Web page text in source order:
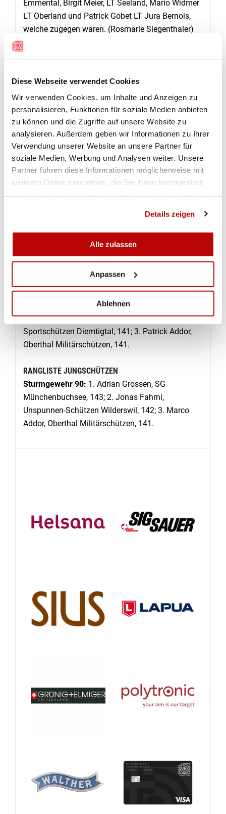
Diese Webseite verwendet Cookies
Wir verwenden Cookies, um Inhalte und Anzeigen zu
personalisieren, Funktionen für soziale Medien anbieten
zu können und die Zugriffe auf unsere Website zu
analysieren. Außerdem geben wir Informationen zu Ihrer
Verwendung unserer Website an unsere Partner für
soziale Medien, Werbung und Analysen weiter. Unsere
Partner führen diese Informationen möglicherweise mit
weiteren Daten zusammen, die Sie ihnen bereitgestellt
Details zeigen
Alle zulassen
Anpassen
Ablehnen
Emmental, Birgit Meier, LT Seeland, Mario Widmer
LT Oberland und Patrick Gobet LT Jura Bernois,
welche zugegen waren. (Rosmarie Siegenthaler)
Uetendorf, 196; 2. Jannick Harri, PS
Schwarzenburg, 188; 3. Cédric Mathez, PS
Sonceboz-Sombeval, 184.
Sportpistole Jugend U17: 1. Finn Kruse, PS
Uetendorf, 193; 2. Jannick Harri, PS Gürbetal, 188;
3. Nina Vragovic, PS Schangnau, 187.
Sportpistole Junioren U21: 1. Nathalie Krieg, PS
Bätterkinden-Jegenstorf, 193; 2. Pascal Heiniger,
PS Uetendorf, 190; 3. Janis Wisler, Burgdorf
: 1. Patrick Heim, FS
141; 3. Obbens Luc, SG Oberönz, 140.
Nadine Erb, Sportschützen Diemtigtal, 136; 3. Aron
Schranz, SG Krattigen, 136.
Sturmgewehr 90 Junioren U21
Suldtal Schützen, 143; 2. Patrick Stucki,
Sportschützen Diemtigtal, 141; 3. Patrick Addor,
Oberthal Militärschützen, 141.
RANGLISTE JUNGSCHÜTZEN
Sturmgewehr 90: 1. Adrian Grossen, SG
Münchenbuchsee, 143; 2. Jonas Fahrni,
Unspunnen-Schützen Wilderswil, 142; 3. Marco
Addor, Oberthal Militärschützen, 141.